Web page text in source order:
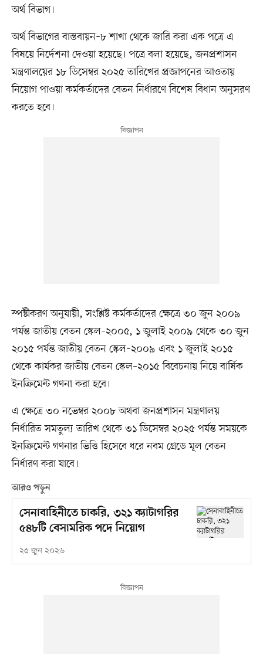
অর্থ বিভাগ।
অর্থ বিভাগের বাস্তবায়ন–৮ শাখা থেকে জারি করা এক পত্রে এ
বিষয়ে নির্দেশনা দেওয়া হয়েছে। পত্রে বলা হয়েছে, জনপ্রশাসন
মন্ত্রণালয়ের ১৮ ডিসেম্বর ২০২৫ তারিখের প্রজ্ঞাপনের আওতায়
নিয়োগ পাওয়া কর্মকর্তাদের বেতন নির্ধারণে বিশেষ বিধান অনুসরণ
করতে হবে।
স্পষ্টীকরণ অনুযায়ী, সংশ্লিষ্ট কর্মকর্তাদের ক্ষেত্রে ৩০ জুন ২০০৯
পর্যন্ত জাতীয় বেতন স্কেল–২০০৫, ১ জুলাই ২০০৯ থেকে ৩০ জুন
২০১৫ পর্যন্ত জাতীয় বেতন স্কেল–২০০৯ এবং ১ জুলাই ২০১৫
থেকে কার্যকর জাতীয় বেতন স্কেল–২০১৫ বিবেচনায় নিয়ে বার্ষিক
ইনক্রিমেন্ট গণনা করা হবে।
এ ক্ষেত্রে ৩০ নভেম্বর ২০০৮ অথবা জনপ্রশাসন মন্ত্রণালয়
নির্ধারিত সমতুল্য তারিখ থেকে ৩১ ডিসেম্বর ২০২৫ পর্যন্ত সময়কে
ইনক্রিমেন্ট গণনার ভিত্তি হিসেবে ধরে নবম গ্রেডে মূল বেতন
নির্ধারণ করা যাবে।
আরও পড়ুন
সেনাবাহিনীতে চাকরি, ৩২১ ক্যাটাগরির
৫৪৮টি বেসামরিক পদে নিয়োগ
২৫ জুন ২০২৬